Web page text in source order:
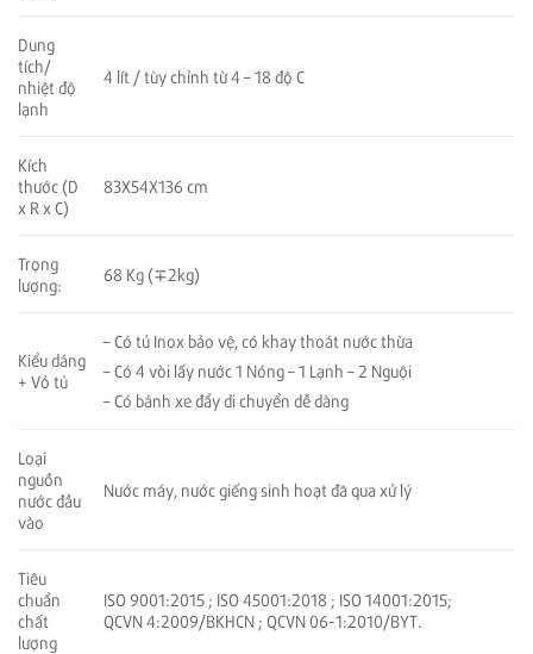
Dung
tích/
nhiệt độ
lạnh
4 lít / tùy chỉnh từ 4 – 18 độ C
Kích
thước (D
x R x C)
83X54X136 cm
Trọng
lượng:
68 Kg (∓2kg)
Kiểu dáng
+ Vỏ tủ
– Có tủ Inox bảo vệ, có khay thoát nước thừa
– Có 4 vòi lấy nước 1 Nóng – 1 Lạnh – 2 Nguội
– Có bánh xe đẩy di chuyển dễ dàng
Loại
nguồn
nước đầu
vào
Nước máy, nước giếng sinh hoạt đã qua xử lý
Tiêu
chuẩn
chất
lượng
ISO 9001:2015 ; ISO 45001:2018 ; ISO 14001:2015;
QCVN 4:2009/BKHCN ; QCVN 06-1:2010/BYT.